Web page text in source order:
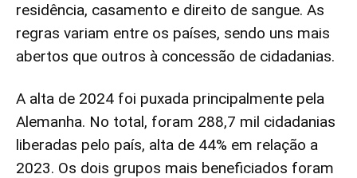
residência, casamento e direito de sangue. As
regras variam entre os países, sendo uns mais
abertos que outros à concessão de cidadanias.
A alta de 2024 foi puxada principalmente pela
Alemanha. No total, foram 288,7 mil cidadanias
liberadas pelo país, alta de 44% em relação a
2023. Os dois grupos mais beneficiados foram